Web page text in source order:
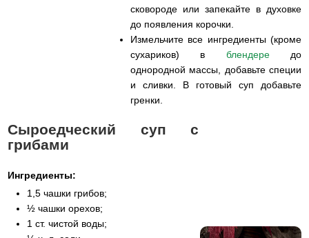
сковороде или запекайте в духовке
до появления корочки.
Измельчите все ингредиенты (кроме
сухариков) в блендередо
однородной массы, добавьте специи
и сливки. В готовый суп добавьте
гренки.
Сыроедческий суп с
грибами
Ингредиенты:
1,5 чашки грибов;
½ чашки орехов;
1 ст. чистой воды;